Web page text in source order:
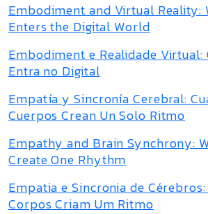
Embodiment and Virtual Reality:
Enters the Digital World
Embodiment e Realidade Virtual:
Entra no Digital
Empatía y Sincronía Cerebral:
Cuerpos Crean Un Solo Ritmo
Empathy and Brain Synchrony:
Create One Rhythm
Empatia e Sincronia de
Corpos Criam Um Ritmo